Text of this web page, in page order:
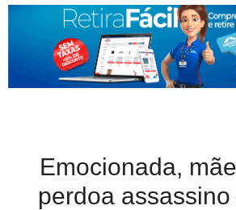
Emocionada,
perdoa